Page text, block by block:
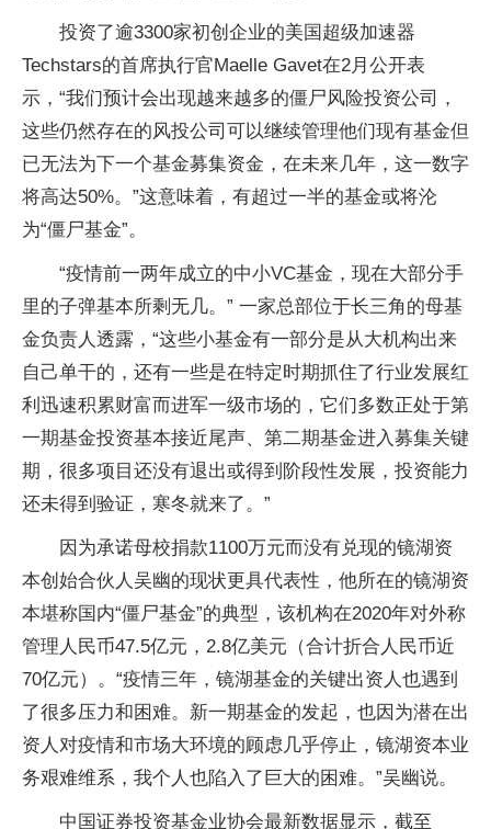
投资了逾3300家初创企业的美国超级加速器
Techstars的首席执行官Maelle Gavet在2月公开表
示，“我们预计会出现越来越多的僵尸风险投资公司，
这些仍然存在的风投公司可以继续管理他们现有基金但
已无法为下一个基金募集资金，在未来几年，这一数字
将高达50%。”这意味着，有超过一半的基金或将沦
为“僵尸基金”。
“疫情前一两年成立的中小VC基金，现在大部分手
里的子弹基本所剩无几。” 一家总部位于长三角的母基
金负责人透露，“这些小基金有一部分是从大机构出来
自己单干的，还有一些是在特定时期抓住了行业发展红
利迅速积累财富而进军一级市场的，它们多数正处于第
一期基金投资基本接近尾声、第二期基金进入募集关键
期，很多项目还没有退出或得到阶段性发展，投资能力
还未得到验证，寒冬就来了。”
因为承诺母校捐款1100万元而没有兑现的镜湖资
本创始合伙人吴幽的现状更具代表性，他所在的镜湖资
本堪称国内“僵尸基金”的典型，该机构在2020年对外称
管理人民币47.5亿元，2.8亿美元（合计折合人民币近
70亿元）。“疫情三年，镜湖基金的关键出资人也遇到
了很多压力和困难。新一期基金的发起，也因为潜在出
资人对疫情和市场大环境的顾虑几乎停止，镜湖资本业
务艰难维系，我个人也陷入了巨大的困难。”吴幽说。
中国证券投资基金业协会最新数据显示，截至